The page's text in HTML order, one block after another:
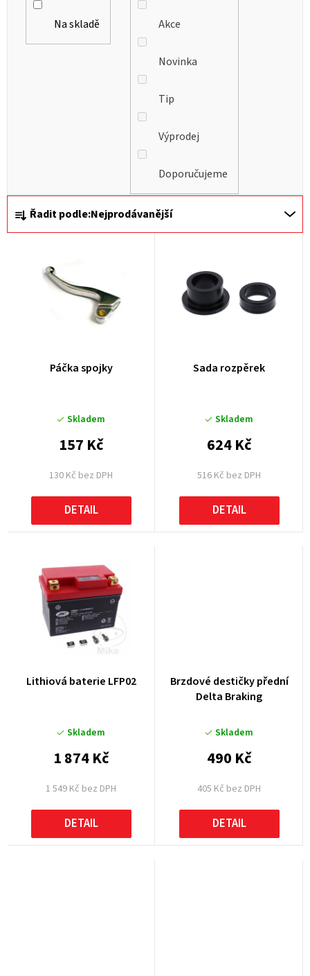
Ř
a
Řadit podle:Nejprodávanější
Na skladě Akce
Novinka
Tip
Výprodej
Doporučujeme
Páčka spojky
Skladem
130 Kč bez DPH
157 Kč
DETAIL
Sada rozpěrek
Skladem
516 Kč bez DPH
624 Kč
DETAIL
Lithiová baterie LFP02
Skladem
1 549 Kč bez DPH
1 874 Kč
DETAIL
Brzdové destičky přední
Delta Braking
Skladem
405 Kč bez DPH
490 Kč
DETAIL